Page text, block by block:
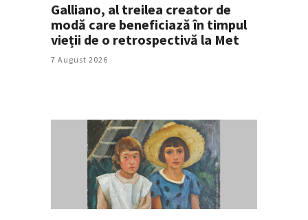
Galliano, al treilea creator de
modă care beneficiază în timpul
vieții de o retrospectivă la Met
7 August 2026